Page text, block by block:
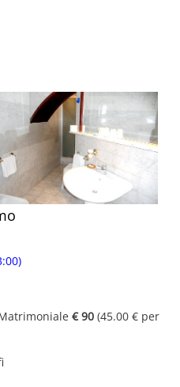
€ 90 (45.00 € per